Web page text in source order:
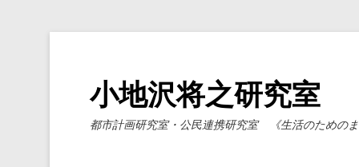
小地沢将之研究室
都市計画研究室・公民連携研究室 《生活のためのま